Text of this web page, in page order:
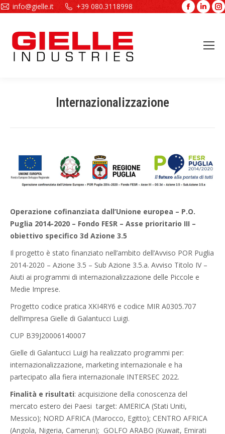
info@gielle.it +39 080.3118998
Facebook
in
Internazionalizzazione
Operazione cofinanziata dall’Unione europea – P.O.
Puglia 2014-2020 – Fondo FESR – Asse prioritario III –
obiettivo specifico 3d Azione 3.5
Il progetto è stato finanziato nell’ambito dell’Avviso POR Puglia
2014-2020 – Azione 3.5 – Sub Azione 3.5.a. Avviso Titolo IV –
Aiuti ai programmi di internazionalizzazione delle Piccole e
Medie Imprese.
Progetto codice pratica XKI4RY6 e codice MIR A0305.707
dell’impresa Gielle di Galantucci Luigi.
CUP B39J20006140007
Gielle di Galantucci Luigi ha realizzato programmi per:
internazionalizzazione, marketing internazionale e ha
partecipato alla fiera internazionale INTERSEC 2022.
Finalità e risultati: acquisizione della conoscenza del
mercato estero dei Paesi target: AMERICA (Stati Uniti,
Messico); NORD AFRICA (Marocco, Egitto); CENTRO AFRICA
(Angola, Nigeria, Camerun); GOLFO ARABO (Kuwait, Emirati